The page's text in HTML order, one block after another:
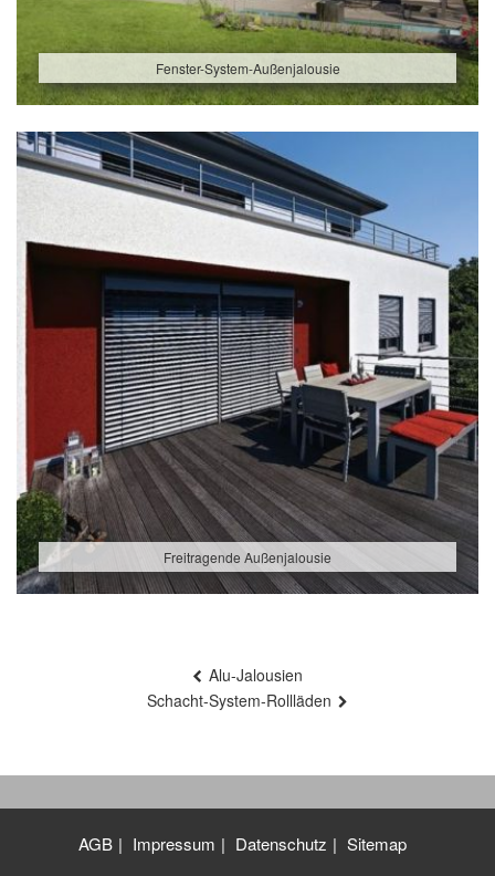
Fenster-System-Außenjalousie
Freitragende Außenjalousie
Alu-Jalousien
Schacht-System-Rollläden
AGB Impressum Datenschutz Sitemap